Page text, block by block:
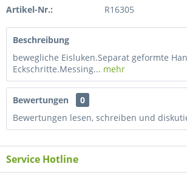
Artikel-Nr.: R16305
Beschreibung
bewegliche Eisluken.Separat geformte
Eckschritte.Messing... mehr
Bewertungen
0
Bewertungen lesen, schreiben und
Service Hotline